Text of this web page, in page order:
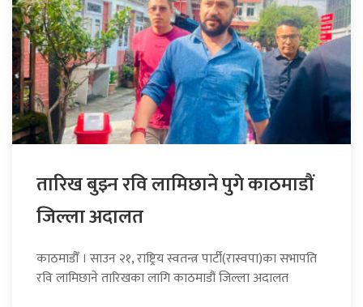
तारिख बुझ्न रवि लामिछाने पुगे काठमाडौं
जिल्ला अदालत
काठमाडौँ । साउन २१, राष्ट्रिय स्वतन्त्र पार्टी(रास्वपा)का सभापति
रवि लामिछाने तारिखका लागि काठमाडौं जिल्ला अदालत